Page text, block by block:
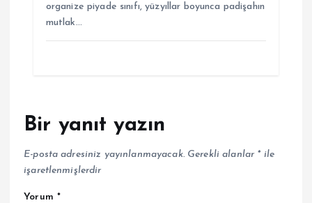
organize piyade sınıfı, yüzyıllar boyunca padişahın
mutlak…
Bir yanıt yazın
E-posta adresiniz yayınlanmayacak. Gerekli alanlar *ile
işaretlenmişlerdir
Yorum *